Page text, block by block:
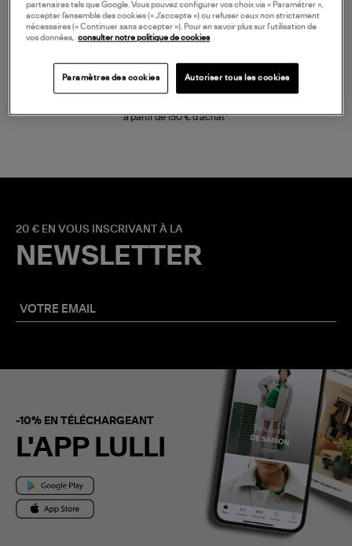
à partir de 150 € d'achat*
20 € EN VOUS INSCRIVANT À LA
NEWSLETTER
-10% EN TÉLÉCHARGEANT
L'APP LULLI
partenaires tels que Google. Vous pouvez configurer vos choix via « Paramétrer »,
accepter l’ensemble des cookies (« J’accepte ») ou refuser ceux non strictement
nécessaires (« Continuer sans accepter »). Pour en savoir plus sur l’utilisation de
vos données, consulter notre politique de cookies
Paramètres des cookies Autoriser tous les cookies